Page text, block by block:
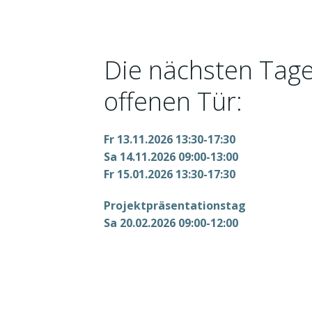
Die nächsten
offenen Tür:
Fr 13.11.2026 13:30-17:30
Sa 14.11.2026 09:00-13:00
Fr 15.01.2026 13:30-17:30
Projektpräsentationstag
Sa 20.02.2026 09:00-12:00